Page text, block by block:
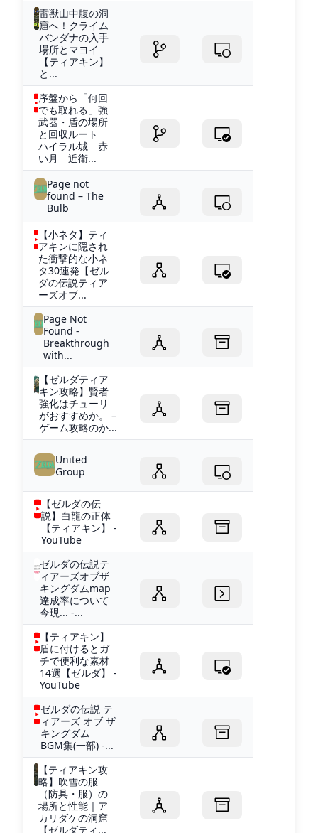
雷獣山中腹の洞
窟へ！クライム
バンダナの入手
場所とマヨイ
【ティアキン】
と...
序盤から「何回
でも取れる」強
武器・盾の場所
と回収ルート
ハイラル城 赤
い月 近衛...
Page not
found – The
Bulb
【小ネタ】ティ
アキンに隠され
た衝撃的な小ネ
タ30連発【ゼル
ダの伝説ティア
ーズオブ...
Page Not
Found -
Breakthrough
with...
【ゼルダティア
キン攻略】賢者
強化はチューリ
がおすすめか。 –
ゲーム攻略のか...
United
Group
【ゼルダの伝
説】白龍の正体
【ティアキン】 -
YouTube
ゼルダの伝説テ
ィアーズオブザ
キングダムmap
達成率について
今現... -...
【ティアキン】
盾に付けるとガ
チで便利な素材
14選【ゼルダ】 -
YouTube
ゼルダの伝説 テ
ィアーズ オブ ザ
キングダム
BGM集(一部) -...
【ティアキン攻
略】吹雪の服
（防具・服）の
場所と性能｜ア
カリダケの洞窟
【ゼルダティ...